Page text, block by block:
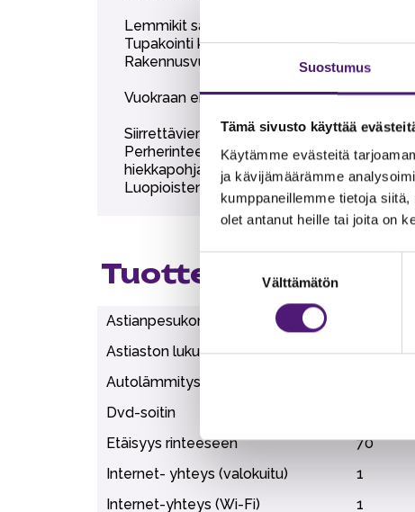
Suostumus
Tämä sivusto käyttää
Käytämme evästeitä
ja kävijämäärämme
kumppaneillemme tietoja
olet antanut heille tai joita on
valinta
Välttämätön
Lemmikit sallittuja, lemmikkieläinmaksu 30
Tupakointi kielletty.
Rakennusvuosi 2005.
Vuokraan ei sisälly liinavaatteet,
Siirrettävien paljujen tuonti alueelle on
Perherinteen Familyparkin yläportille 70m,
hiekkapohjaiseen uimapaikkaan 3km,
Luopioisten taajaman Talasniemenkujan
Tuotteen lisätiedot
Astianpesukone
Astiaston lukumäärä
6
Autolämmityspaikka
Dvd-soitin
Etäisyys rinteeseen
70
Internet- yhteys (valokuitu)
1
Internet-yhteys (Wi-Fi)
1